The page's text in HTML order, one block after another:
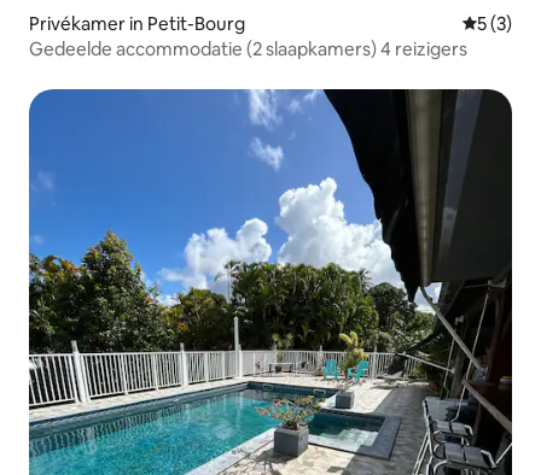
Privékamer in Petit-Bourg
5 (3)
Gedeelde accommodatie (2 slaapkamers) 4 reizigers